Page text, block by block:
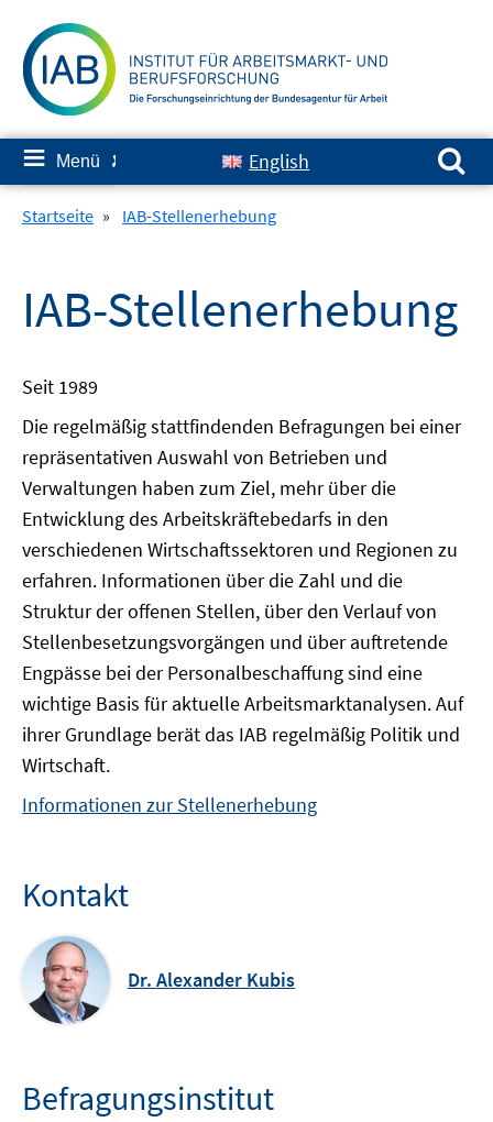
zum
Inhalt
≡ Menü ✘ English
Suchen nach:
Startseite » IAB-Stellenerhebung
IAB-Stellenerhebung
Seit 1989
Die regelmäßig stattfindenden Befragungen bei einer
repräsentativen Auswahl von Betrieben und
Verwaltungen haben zum Ziel, mehr über die
Entwicklung des Arbeitskräftebedarfs in den
verschiedenen Wirtschaftssektoren und Regionen zu
erfahren. Informationen über die Zahl und die
Struktur der offenen Stellen, über den Verlauf von
Stellenbesetzungsvorgängen und über auftretende
Engpässe bei der Personalbeschaffung sind eine
wichtige Basis für aktuelle Arbeitsmarktanalysen. Auf
ihrer Grundlage berät das IAB regelmäßig Politik und
Wirtschaft.
Informationen zur Stellenerhebung
Kontakt
Dr. Alexander Kubis
Befragungsinstitut